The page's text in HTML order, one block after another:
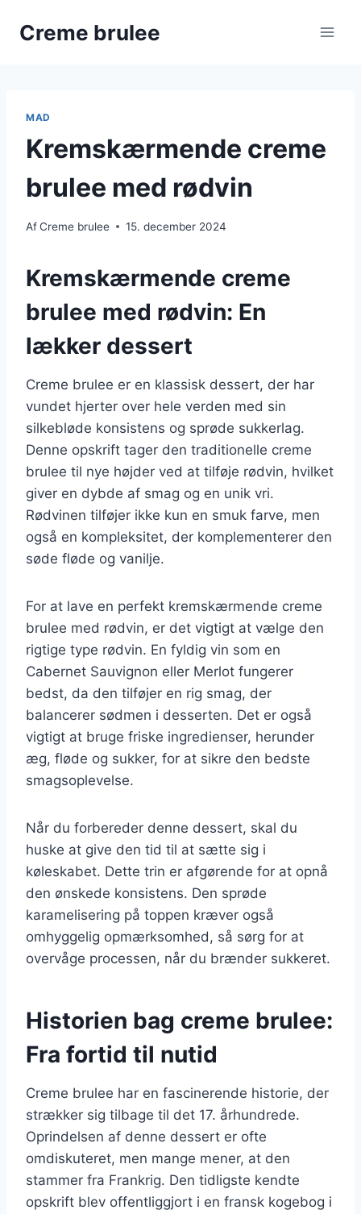
Creme brulee
MAD
Kremskærmende creme
brulee med rødvin
AfCreme brulee 15. december 2024
Kremskærmende creme
brulee med rødvin: En
lækker dessert
Creme brulee er en klassisk dessert, der har
vundet hjerter over hele verden med sin
silkebløde konsistens og sprøde sukkerlag.
Denne opskrift tager den traditionelle creme
brulee til nye højder ved at tilføje rødvin, hvilket
giver en dybde af smag og en unik vri.
Rødvinen tilføjer ikke kun en smuk farve, men
også en kompleksitet, der komplementerer den
søde fløde og vanilje.
For at lave en perfekt kremskærmende creme
brulee med rødvin, er det vigtigt at vælge den
rigtige type rødvin. En fyldig vin som en
Cabernet Sauvignon eller Merlot fungerer
bedst, da den tilføjer en rig smag, der
balancerer sødmen i desserten. Det er også
vigtigt at bruge friske ingredienser, herunder
æg, fløde og sukker, for at sikre den bedste
smagsoplevelse.
Når du forbereder denne dessert, skal du
huske at give den tid til at sætte sig i
køleskabet. Dette trin er afgørende for at opnå
den ønskede konsistens. Den sprøde
karamelisering på toppen kræver også
omhyggelig opmærksomhed, så sørg for at
overvåge processen, når du brænder sukkeret.
Historien bag creme brulee:
Fra fortid til nutid
Creme brulee har en fascinerende historie, der
strækker sig tilbage til det 17. århundrede.
Oprindelsen af denne dessert er ofte
omdiskuteret, men mange mener, at den
stammer fra Frankrig. Den tidligste kendte
opskrift blev offentliggjort i en fransk kogebog i